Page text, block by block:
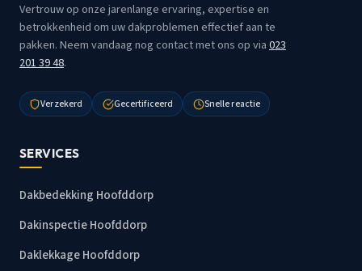
Vertrouw op onze jarenlange ervaring, expertise en
betrokkenheid om uw dakproblemen effectief aan te
pakken. Neem vandaag nog contact met ons op via023
201 39 48.
Verzekerd Gecertificeerd Snelle reactie
SERVICES
Dakbedekking Hoofddorp
Dakinspectie Hoofddorp
Daklekkage Hoofddorp